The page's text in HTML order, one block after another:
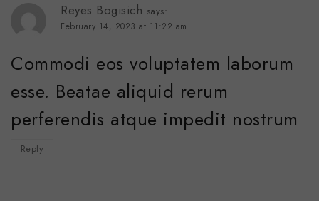
Reyes Bogisich says:
February 14, 2023 at 11:22 am
Commodi eos voluptatem laborum
esse. Beatae aliquid rerum
perferendis atque impedit nostrum
Reply